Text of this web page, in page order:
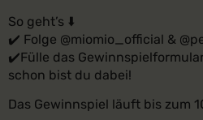
So geht’s ⬇️
✔️ Folge @miomio_official &
✔️Fülle das
schon bist du dabei!
Das Gewinnspiel läuft bis zum